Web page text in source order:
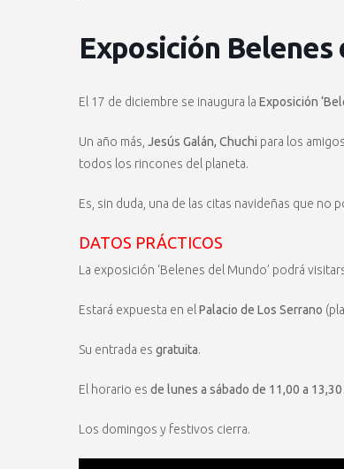
Exposición Belenes
El 17 de diciembre se inaugura la Exposición
Un año más, Jesús Galán, Chuchi para los
todos los rincones del planeta.
Es, sin duda, una de las citas navideñas que
DATOS PRÁCTICOS
La exposición ‘Belenes del Mundo’ podrá
Estará expuesta en el Palacio de Los Serrano
Su entrada es gratuita.
El horario es de lunes a sábado de 11,00 a
Los domingos y festivos cierra.